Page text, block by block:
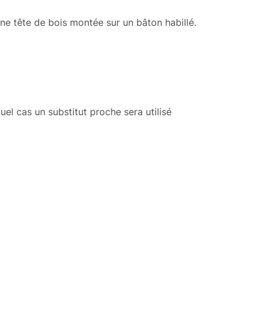
tête de bois montée sur un bâton habillé.
cas un substitut proche sera utilisé